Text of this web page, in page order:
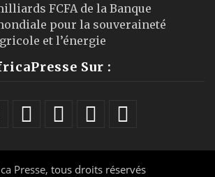
FCFA de la Banque
pour la souveraineté
et l’énergie
Sur :
Presse, tous droits réservés